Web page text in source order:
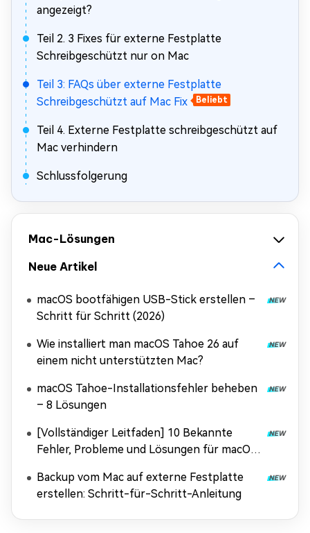
angezeigt?
Teil 2. 3 Fixes für externe Festplatte
Schreibgeschützt nur on Mac
Teil 3: FAQs über externe Festplatte
Schreibgeschützt auf Mac Fix
Beliebt
Teil 4. Externe Festplatte schreibgeschützt auf
Mac verhindern
Schlussfolgerung
Mac-Lösungen
Neue Artikel
macOS bootfähigen USB-Stick erstellen –
Schritt für Schritt (2026)
Wie installiert man macOS Tahoe 26 auf
einem nicht unterstützten Mac?
macOS Tahoe-Installationsfehler beheben
– 8 Lösungen
[Vollständiger Leitfaden] 10 Bekannte
Fehler, Probleme und Lösungen für macOS
Backup vom Mac auf externe Festplatte
erstellen: Schritt-für-Schritt-Anleitung